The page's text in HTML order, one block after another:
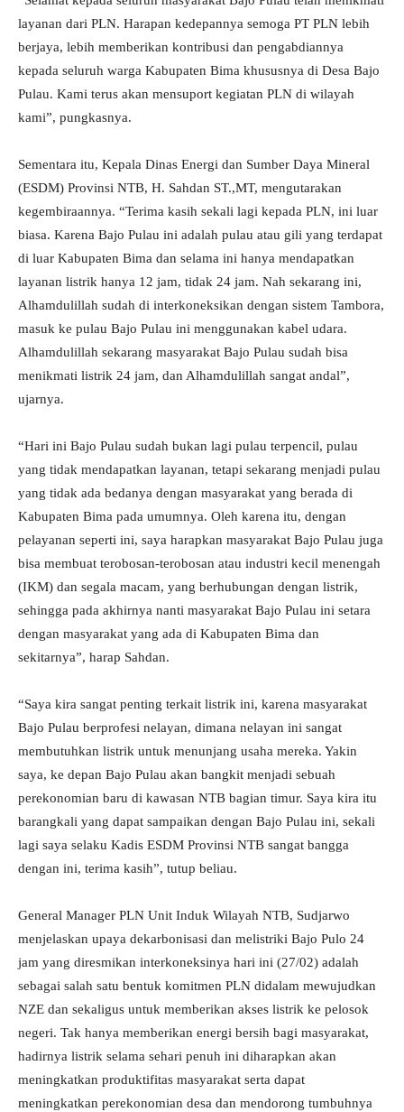
layanan dari PLN. Harapan kedepannya semoga PT PLN lebih
berjaya, lebih memberikan kontribusi dan pengabdiannya
kepada seluruh warga Kabupaten Bima khususnya di Desa Bajo
Pulau. Kami terus akan mensuport kegiatan PLN di wilayah
kami”, pungkasnya.
Sementara itu, Kepala Dinas Energi dan Sumber Daya Mineral
(ESDM) Provinsi NTB, H. Sahdan ST.,MT, mengutarakan
kegembiraannya. “Terima kasih sekali lagi kepada PLN, ini luar
biasa. Karena Bajo Pulau ini adalah pulau atau gili yang terdapat
di luar Kabupaten Bima dan selama ini hanya mendapatkan
layanan listrik hanya 12 jam, tidak 24 jam. Nah sekarang ini,
Alhamdulillah sudah di interkoneksikan dengan sistem Tambora,
masuk ke pulau Bajo Pulau ini menggunakan kabel udara.
Alhamdulillah sekarang masyarakat Bajo Pulau sudah bisa
menikmati listrik 24 jam, dan Alhamdulillah sangat andal”,
ujarnya.
“Hari ini Bajo Pulau sudah bukan lagi pulau terpencil, pulau
yang tidak mendapatkan layanan, tetapi sekarang menjadi pulau
yang tidak ada bedanya dengan masyarakat yang berada di
Kabupaten Bima pada umumnya. Oleh karena itu, dengan
pelayanan seperti ini, saya harapkan masyarakat Bajo Pulau juga
bisa membuat terobosan-terobosan atau industri kecil menengah
(IKM) dan segala macam, yang berhubungan dengan listrik,
sehingga pada akhirnya nanti masyarakat Bajo Pulau ini setara
dengan masyarakat yang ada di Kabupaten Bima dan
sekitarnya”, harap Sahdan.
“Saya kira sangat penting terkait listrik ini, karena masyarakat
Bajo Pulau berprofesi nelayan, dimana nelayan ini sangat
membutuhkan listrik untuk menunjang usaha mereka. Yakin
saya, ke depan Bajo Pulau akan bangkit menjadi sebuah
perekonomian baru di kawasan NTB bagian timur. Saya kira itu
barangkali yang dapat sampaikan dengan Bajo Pulau ini, sekali
lagi saya selaku Kadis ESDM Provinsi NTB sangat bangga
dengan ini, terima kasih”, tutup beliau.
General Manager PLN Unit Induk Wilayah NTB, Sudjarwo
menjelaskan upaya dekarbonisasi dan melistriki Bajo Pulo 24
jam yang diresmikan interkoneksinya hari ini (27/02) adalah
sebagai salah satu bentuk komitmen PLN didalam mewujudkan
NZE dan sekaligus untuk memberikan akses listrik ke pelosok
negeri. Tak hanya memberikan energi bersih bagi masyarakat,
hadirnya listrik selama sehari penuh ini diharapkan akan
meningkatkan produktifitas masyarakat serta dapat
meningkatkan perekonomian desa dan mendorong tumbuhnya